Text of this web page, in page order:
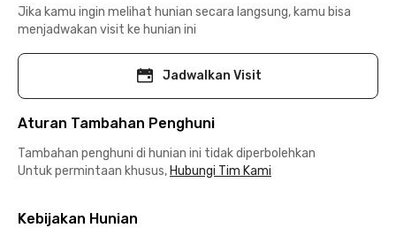
Jika kamu ingin melihat hunian secara langsung, kamu bisa
menjadwakan visit ke hunian ini
Jadwalkan Visit
Aturan Tambahan Penghuni
Tambahan penghuni di hunian ini tidak diperbolehkan
Untuk permintaan khusus, Hubungi Tim Kami
Kebijakan Hunian